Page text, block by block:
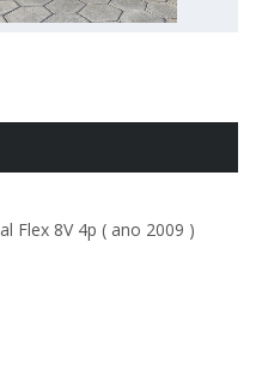
Flex 8V 4p ( ano 2009 )